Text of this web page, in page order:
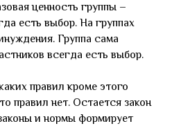
ценность группы –
есть выбор. На группах
Группа сама
всегда есть выбор.
правил кроме этого
правил нет. Остается закон
и нормы формирует